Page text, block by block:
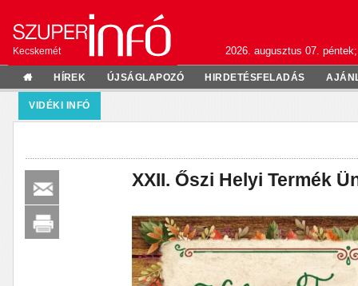
Kecskemét 2026. augusztus 07.
HÍREK ÚJSÁGLAPOZÓ HIRDETÉSFELADÁS
VIDÉKI INFÓ
XXII. Őszi Helyi Termék